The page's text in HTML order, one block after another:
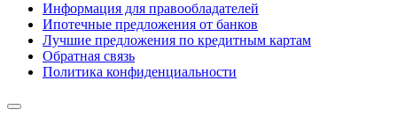
Информация для правообладателей
Ипотечные предложения от банков
Лучшие предложения по кредитным картам
Обратная связь
Политика конфиденциальности